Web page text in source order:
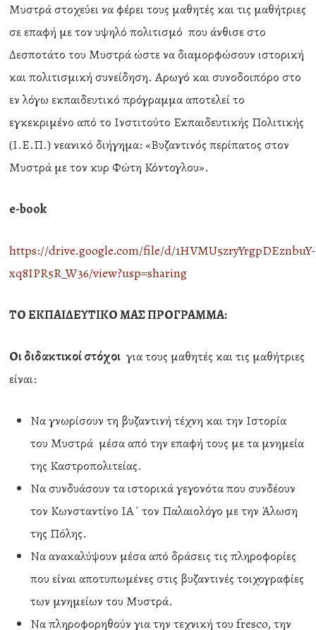
Μυστρά στοχεύει να φέρει τους μαθητές και τις μαθήτριες
σε επαφή με τον υψηλό πολιτισμό που άνθισε στο
Δεσποτάτο του Μυστρά ώστε να διαμορφώσουν ιστορική
και πολιτισμική συνείδηση. Αρωγό και συνοδοιπόρο στο
εν λόγω εκπαιδευτικό πρόγραμμα αποτελεί το
εγκεκριμένο από το Ινστιτούτο Εκπαιδευτικής Πολιτικής
(Ι.Ε.Π.) νεανικό διήγημα: «Βυζαντινός περίπατος στον
Μυστρά με τον κυρ Φώτη Κόντογλου».
e-book
https://drive.google.com/file/d/1HVMU5zryYrgpDEznbuY-
xq8IPR5R_W36/view?usp=sharing
ΤΟ ΕΚΠΑΙΔΕΥΤΙΚΟ ΜΑΣ ΠΡΟΓΡΑΜΜΑ:
Οι διδακτικοί στόχοι για τους μαθητές και τις μαθήτριες
είναι:
Να γνωρίσουν τη βυζαντινή τέχνη και την Ιστορία
του Μυστρά μέσα από την επαφή τους με τα μνημεία
της Καστροπολιτείας.
Να συνδυάσουν τα ιστορικά γεγονότα που συνδέουν
τον Κωνσταντίνο ΙΑ΄ τον Παλαιολόγο με την Άλωση
της Πόλης.
Να ανακαλύψουν μέσα από δράσεις τις πληροφορίες
που είναι αποτυπωμένες στις βυζαντινές τοιχογραφίες
των μνημείων του Μυστρά.
Να πληροφορηθούν για την τεχνική του fresco, την